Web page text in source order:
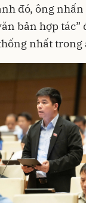
đó, ông
bản hợp tác”
nhất trong